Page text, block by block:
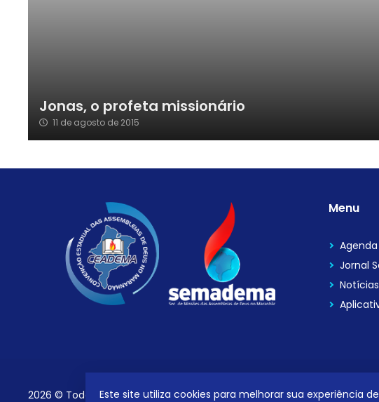
Jonas, o profeta missionário
11 de agosto de 2015
Este site utiliza cookies para melhorar sua experiência
Menu
Agenda
Jornal
Notícias
2026 © Todos os direitos reservados.